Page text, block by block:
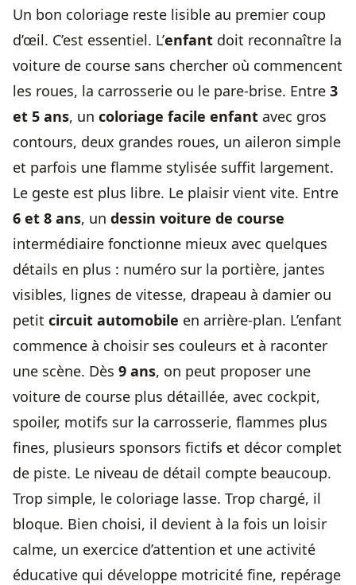
Un bon coloriage reste lisible au premier coup
d’œil. C’est essentiel. L’enfant doit reconnaître la
voiture de course sans chercher où commencent
les roues, la carrosserie ou le pare-brise. Entre 3
et 5 ans, un coloriage facile enfant avec gros
contours, deux grandes roues, un aileron simple
et parfois une flamme stylisée suffit largement.
Le geste est plus libre. Le plaisir vient vite. Entre
6 et 8 ans, un dessin voiture de course
intermédiaire fonctionne mieux avec quelques
détails en plus : numéro sur la portière, jantes
visibles, lignes de vitesse, drapeau à damier ou
petit circuit automobile en arrière-plan. L’enfant
commence à choisir ses couleurs et à raconter
une scène. Dès 9 ans, on peut proposer une
voiture de course plus détaillée, avec cockpit,
spoiler, motifs sur la carrosserie, flammes plus
fines, plusieurs sponsors fictifs et décor complet
de piste. Le niveau de détail compte beaucoup.
Trop simple, le coloriage lasse. Trop chargé, il
bloque. Bien choisi, il devient à la fois un loisir
calme, un exercice d’attention et une activité
éducative qui développe motricité fine, repérage